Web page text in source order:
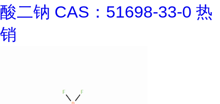
酸二钠 CAS：51698-33-0 热
销